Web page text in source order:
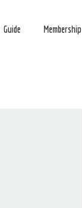
Guide Membership